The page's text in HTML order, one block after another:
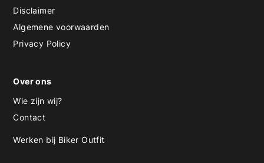
Disclaimer
Algemene voorwaarden
Privacy Policy
Over ons
Wie zijn wij?
Contact
Werken bij Biker Outfit